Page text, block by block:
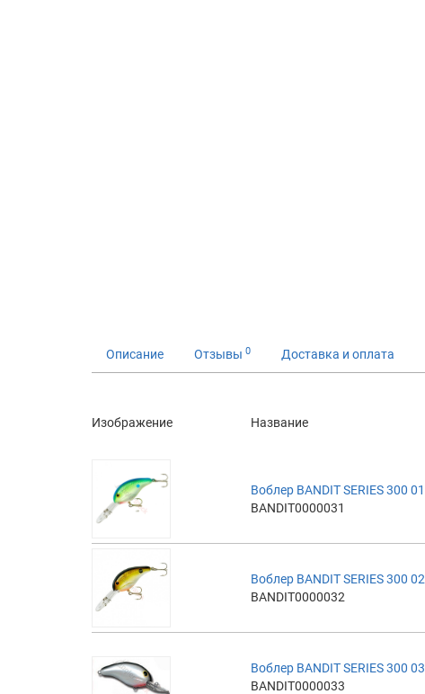
Описание Отзывы 0 Доставка и оплата
Изображение Название
Воблер BANDIT SERIES 300 01
BANDIT0000031
Воблер BANDIT SERIES 300 02
BANDIT0000032
Воблер BANDIT SERIES 300 03
BANDIT0000033